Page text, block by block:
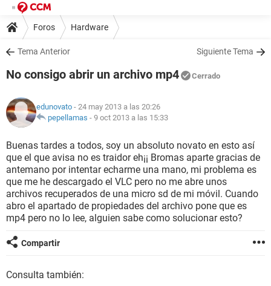
Foros Hardware
Tema Anterior Siguiente Tema
No consigo abrir un archivo mp4 Cerrado
edunovato - 24 may 2013 a las 20:26
pepellamas - 9 oct 2013 a las 15:33
Buenas tardes a todos, soy un absoluto novato en esto así
que el que avisa no es traidor eh¡¡ Bromas aparte gracias de
antemano por intentar echarme una mano, mi problema es
que me he descargado el VLC pero no me abre unos
archivos recuperados de una micro sd de mi móvil. Cuando
abro el apartado de propiedades del archivo pone que es
mp4 pero no lo lee, alguien sabe como solucionar esto?
Compartir
Consulta también: